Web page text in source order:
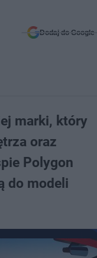
Dodaj do Google
marki, który
oraz
Polygon
do modeli